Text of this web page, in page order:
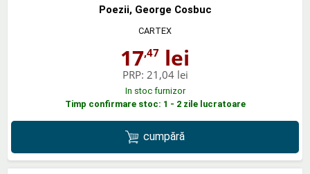
Poezii, George Cosbuc
CARTEX
17,47 lei
PRP: 21,04 lei
In stoc furnizor
Timp confirmare stoc: 1 - 2 zile lucratoare
cumpără